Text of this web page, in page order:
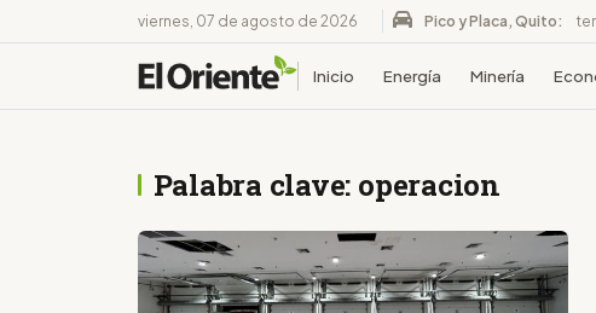
viernes, 07 de agosto de 2026 Pico y Placa, Quito:
Inicio Energía Minería
Palabra clave: operacion